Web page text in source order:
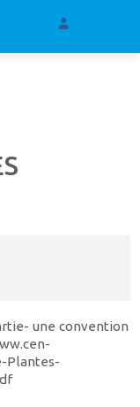
une convention
Plantes-